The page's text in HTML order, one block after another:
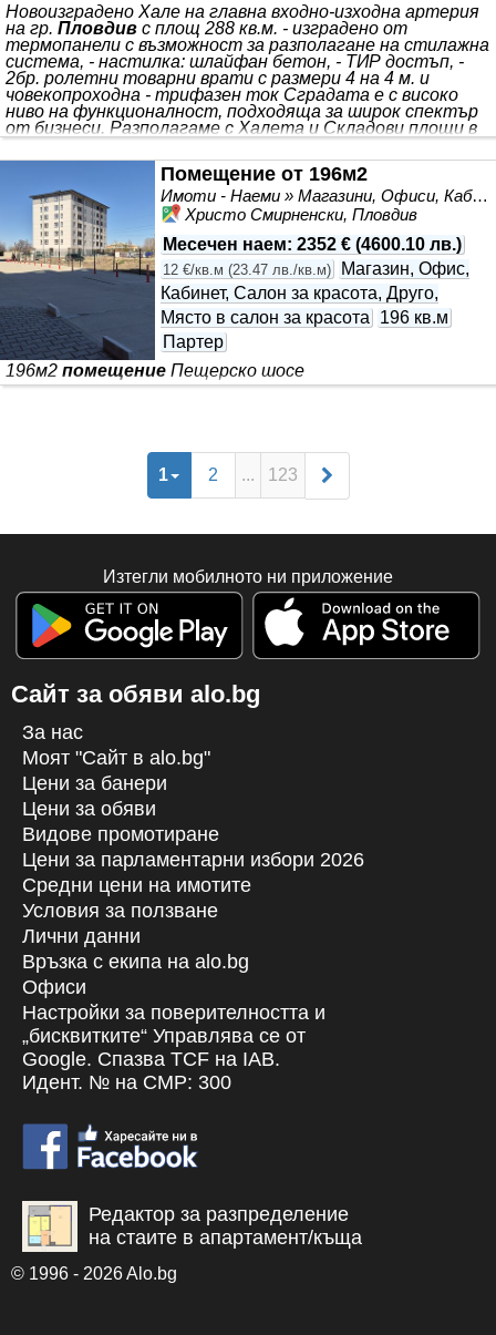
Новоизградено Хале на главна входно-изходна артерия
на гр. Пловдив с площ 288 кв.м. - изградено от
термопанели с възможност за разполагане на стилажна
система, - настилка: шлайфан бетон, - ТИР достъп, -
2бр. ролетни товарни врати с размери 4 на 4 м. и
човекопроходна - трифазен ток Сградата е с високо
ниво на функционалност, подходяща за широк спектър
от бизнеси. Разполагаме с Халета и Складови площи в
Пловдиви региона от 50 до 5000 кв.м. на добри цени.
Ние сме с над 15 годишен опит в областта на
промишлените имоти.Помещение от 196м2
Имоти - Наеми » Магазини, Офиси, Кабинети, Салони
Христо Смирненски, Пловдив
Месечен наем: 2352 € (4600.10 лв.)
12 €/кв.м (23.47 лв./кв.м)
Магазин, Офис,
Кабинет, Салон за красота, Друго,
Място в салон за красота
196 кв.м
Партер
196м2 помещение Пещерско шосе
1 2 ... 123
Изтегли мобилното ни приложение
Сайт за обяви alo.bg
За нас
Моят "Сайт в alo.bg"
Цени за банери
Цени за обяви
Видове промотиране
Цени за парламентарни избори 2026
Средни цени на имотите
Условия за ползване
Лични данни
Връзка с екипa на alo.bg
Офиси
Настройки за поверителността и
„бисквитките“ Управлява се от
Google. Спазва TCF на IAB.
Идент. № на CMP: 300
Редактор за разпределение
на стаите в апартамент/къща
© 1996 - 2026 Alo.bg